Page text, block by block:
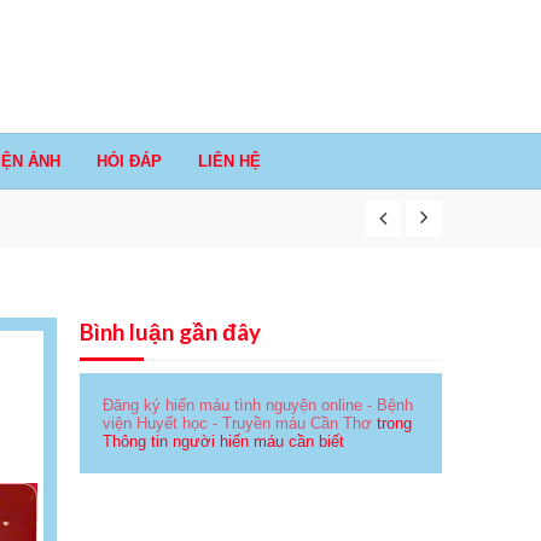
ẢNH HỎI ĐÁP LIÊN HỆ
Bình luận gần đây
Đăng ký hiến máu tình nguyện online - Bệnh
viện Huyết học - Truyền máu Cần Thơ trong
Thông tin người hiến máu cần biết